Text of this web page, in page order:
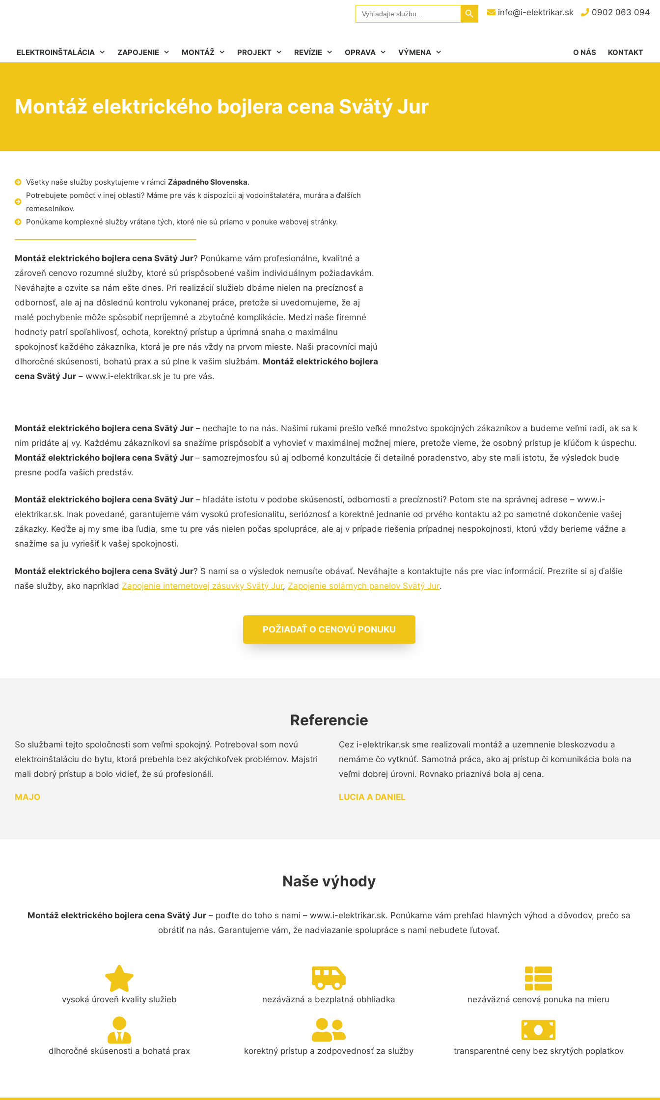
info@i-elektrikar.sk 0902 063 094
Search
for:
Search Button
ELEKTROINŠTALÁCIA ZAPOJENIE MONTÁŽ PROJEKT REVÍZIE OPRAVA VÝMENA KONTAKT
O NÁS
Montáž elektrického bojlera cena Svätý Jur
Všetky naše služby poskytujeme v rámci Západného Slovenska.
Potrebujete pomôcť v inej oblasti? Máme pre vás k dispozícii aj vodoinštalatéra, murára a ďalších
remeselníkov.
Ponúkame komplexné služby vrátane tých, ktoré nie sú priamo v ponuke webovej stránky.
Montáž elektrického bojlera cena Svätý Jur? Ponúkame vám profesionálne, kvalitné a
zároveň cenovo rozumné služby, ktoré sú prispôsobené vašim individuálnym požiadavkám.
Neváhajte a ozvite sa nám ešte dnes. Pri realizácií služieb dbáme nielen na precíznosť a
odbornosť, ale aj na dôslednú kontrolu vykonanej práce, pretože si uvedomujeme, že aj
malé pochybenie môže spôsobiť nepríjemné a zbytočné komplikácie. Medzi naše firemné
hodnoty patrí spoľahlivosť, ochota, korektný prístup a úprimná snaha o maximálnu
spokojnosť každého zákazníka, ktorá je pre nás vždy na prvom mieste. Naši pracovníci majú
dlhoročné skúsenosti, bohatú prax a sú plne k vašim službám. Montáž elektrického bojlera
cena Svätý Jur – www.i-elektrikar.sk je tu pre vás.
Montáž elektrického bojlera cena Svätý Jur – nechajte to na nás. Našimi rukami prešlo veľké množstvo spokojných zákazníkov a budeme veľmi radi, ak sa k
nim pridáte aj vy. Každému zákazníkovi sa snažíme prispôsobiť a vyhovieť v maximálnej možnej miere, pretože vieme, že osobný prístup je kľúčom k úspechu.
Montáž elektrického bojlera cena Svätý Jur – samozrejmosťou sú aj odborné konzultácie či detailné poradenstvo, aby ste mali istotu, že výsledok bude
presne podľa vašich predstáv.
Montáž elektrického bojlera cena Svätý Jur – hľadáte istotu v podobe skúseností, odbornosti a precíznosti? Potom ste na správnej adrese – www.i-
elektrikar.sk. Inak povedané, garantujeme vám vysokú profesionalitu, serióznosť a korektné jednanie od prvého kontaktu až po samotné dokončenie vašej
zákazky. Keďže aj my sme iba ľudia, sme tu pre vás nielen počas spolupráce, ale aj v prípade riešenia prípadnej nespokojnosti, ktorú vždy berieme vážne a
snažíme sa ju vyriešiť k vašej spokojnosti.
Montáž elektrického bojlera cena Svätý Jur? S nami sa o výsledok nemusíte obávať. Neváhajte a kontaktujte nás pre viac informácií. Prezrite si aj ďalšie
naše služby, ako napríklad Zapojenie internetovej zásuvky Svätý Jur, Zapojenie solárnych panelov Svätý Jur.
POŽIADAŤ O CENOVÚ PONUKU
Referencie
So službami tejto spoločnosti som veľmi spokojný. Potreboval som novú
elektroinštaláciu do bytu, ktorá prebehla bez akýchkoľvek problémov. Majstri
mali dobrý prístup a bolo vidieť, že sú profesionáli.
MAJO
Cez i-elektrikar.sk sme realizovali montáž a uzemnenie bleskozvodu a
nemáme čo vytknúť. Samotná práca, ako aj prístup či komunikácia bola na
veľmi dobrej úrovni. Rovnako priaznivá bola aj cena.
LUCIA A DANIEL
Naše výhody
Montáž elektrického bojlera cena Svätý Jur – poďte do toho s nami – www.i-elektrikar.sk. Ponúkame vám prehľad hlavných výhod a dôvodov, prečo sa
obrátiť na nás. Garantujeme vám, že nadviazanie spolupráce s nami nebudete ľutovať.
vysoká úroveň kvality služieb nezáväzná a bezplatná obhliadka nezáväzná cenová ponuka na mieru
dlhoročné skúsenosti a bohatá prax korektný prístup a zodpovednosť za služby transparentné ceny bez skrytých poplatkov